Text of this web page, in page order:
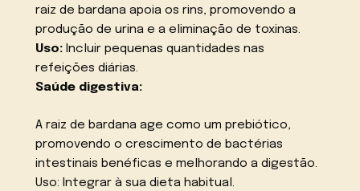
raiz de bardana apoia os rins, promovendo a
produção de urina e a eliminação de toxinas.
Uso: Incluir pequenas quantidades nas
refeições diárias.
Saúde digestiva:
A raiz de bardana age como um prebiótico,
promovendo o crescimento de bactérias
intestinais benéficas e melhorando a digestão.
Uso: Integrar à sua dieta habitual.